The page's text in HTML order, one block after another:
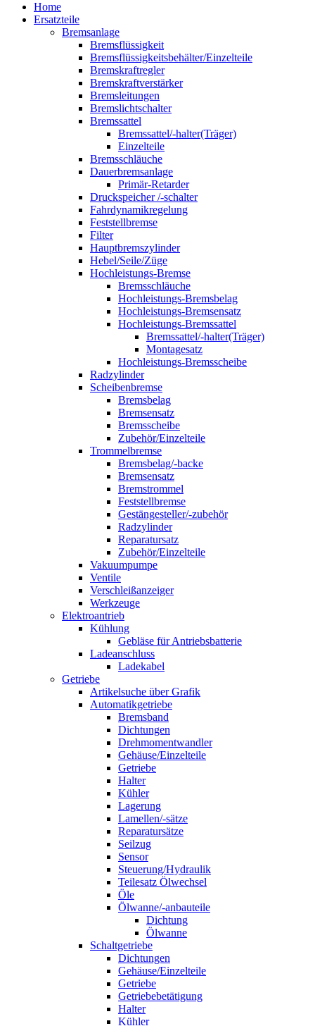
Home
Ersatzteile
Bremsanlage
Bremsflüssigkeit
Bremsflüssigkeitsbehälter/Einzelteile
Bremskraftregler
Bremskraftverstärker
Bremsleitungen
Bremslichtschalter
Bremssattel
Bremssattel/-halter(Träger)
Einzelteile
Bremsschläuche
Dauerbremsanlage
Primär-Retarder
Druckspeicher /-schalter
Fahrdynamikregelung
Feststellbremse
Filter
Hauptbremszylinder
Hebel/Seile/Züge
Hochleistungs-Bremse
Bremsschläuche
Hochleistungs-Bremsbelag
Hochleistungs-Bremsensatz
Hochleistungs-Bremssattel
Bremssattel/-halter(Träger)
Montagesatz
Hochleistungs-Bremsscheibe
Radzylinder
Scheibenbremse
Bremsbelag
Bremsensatz
Bremsscheibe
Zubehör/Einzelteile
Trommelbremse
Bremsbelag/-backe
Bremsensatz
Bremstrommel
Feststellbremse
Gestängesteller/-zubehör
Radzylinder
Reparatursatz
Zubehör/Einzelteile
Vakuumpumpe
Ventile
Verschleißanzeiger
Werkzeuge
Elektroantrieb
Kühlung
Gebläse für Antriebsbatterie
Ladeanschluss
Ladekabel
Getriebe
Artikelsuche über Grafik
Automatikgetriebe
Bremsband
Dichtungen
Drehmomentwandler
Gehäuse/Einzelteile
Getriebe
Halter
Kühler
Lagerung
Lamellen/-sätze
Reparatursätze
Seilzug
Sensor
Steuerung/Hydraulik
Teilesatz Ölwechsel
Öle
Ölwanne/-anbauteile
Dichtung
Ölwanne
Schaltgetriebe
Dichtungen
Gehäuse/Einzelteile
Getriebe
Getriebebetätigung
Halter
Kühler